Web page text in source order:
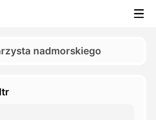
nadmorskiego